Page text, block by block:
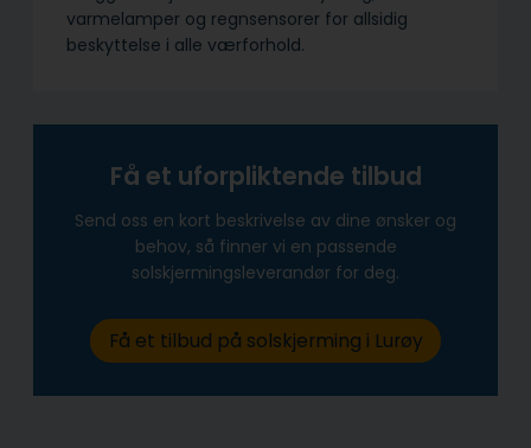
varmelamper og regnsensorer for allsidig
beskyttelse i alle værforhold.
Få et uforpliktende tilbud
Send oss en kort beskrivelse av dine ønsker og
behov, så finner vi en passende
solskjermingsleverandør for deg.
Få et tilbud på solskjerming i Lurøy